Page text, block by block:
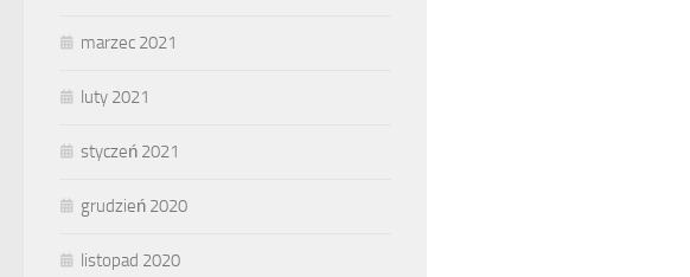
marzec 2021
luty 2021
styczeń 2021
grudzień 2020
listopad 2020